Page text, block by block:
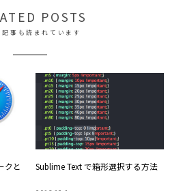
POSTS
記事も読まれています
クと
Sublime Text で箱形選択する方法